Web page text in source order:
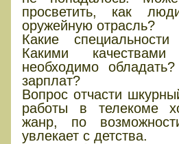
просветить, как
оружейную отрасль?
Какие специальности
Какими
необходимо
зарплат?
Вопрос отчасти
работы в телекоме
жанр, по
увлекает с детства.